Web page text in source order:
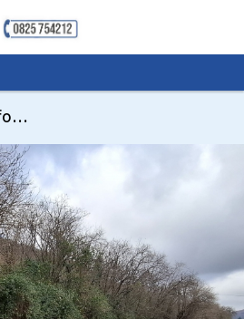
Disponibile a Monteforte irpino, Via Campi, 10 - Codice 99875